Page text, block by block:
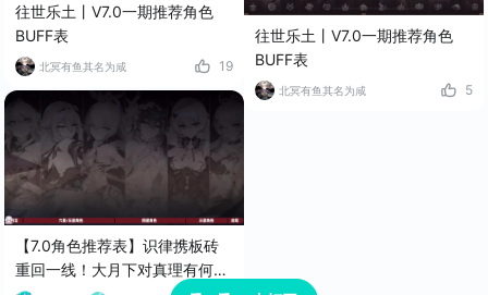
往世乐土丨V7.0一期推荐角色
BUFF表
北冥有鱼其名为咸 19
【7.0角色推荐表】识律携板砖
重回一线！大月下对真理有何影
往世乐土丨V7.0一期推荐角色
BUFF表
北冥有鱼其名为咸 5